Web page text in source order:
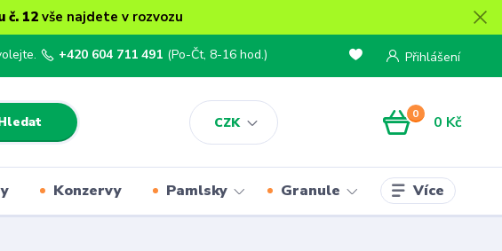
č. 12 vše najdete v rozvozu
CZK
Přihlášení
+420 604 711 491 (Po-Čt, 8-16 hod.)
0 0 Kč
Konzervy Pamlsky Granule Více